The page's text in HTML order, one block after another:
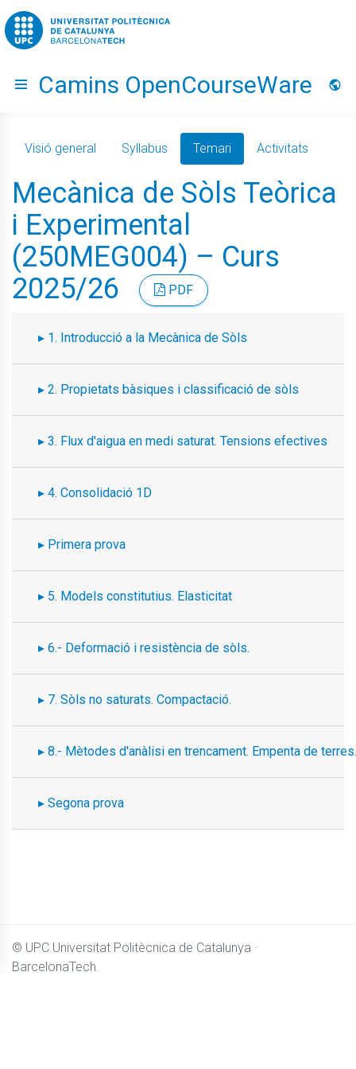
Go to upc.edu
Hide menu
Camins OpenCourseWare
Visió general Syllabus Temari Activitats
Mecànica de Sòls Teòrica
i Experimental
(250MEG004) – Curs
2025/26
PDF
1. Introducció a la Mecànica de Sòls
2. Propietats bàsiques i classificació de sòls
3. Flux d'aigua en medi saturat. Tensions efectives
4. Consolidació 1D
Primera prova
5. Models constitutius. Elasticitat
6.- Deformació i resistència de sòls.
7. Sòls no saturats. Compactació.
8.- Mètodes d'anàlisi en trencament. Empenta de terres.
Segona prova
© UPC Universitat Politècnica de Catalunya ·
BarcelonaTech.